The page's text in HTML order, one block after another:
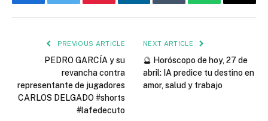
FacebookTwitter PinterestLinkedInTumblr WhatsAppEmail
PREVIOUS ARTICLE
PEDRO GARCÍA y su
revancha contra
representante de jugadores
CARLOS DELGADO #shorts
#lafedecuto
NEXT ARTICLE
🔮 Horóscopo de hoy, 27 de
abril: IA predice tu destino en
amor, salud y trabajo